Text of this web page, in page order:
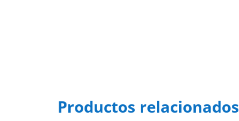
Productos relacionados